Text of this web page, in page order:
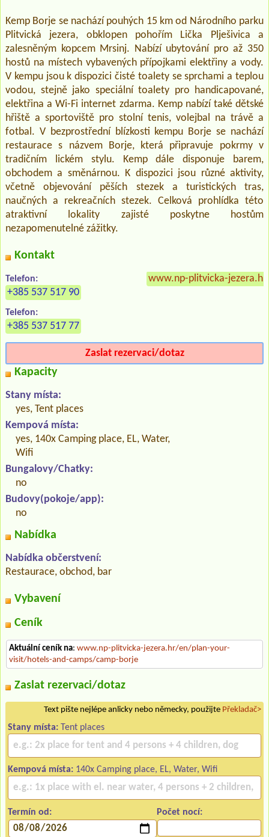
Kemp Borje se nachází pouhých 15 km od Národního parku
Plitvická jezera, obklopen pohořím Lička Plješivica a
zalesněným kopcem Mrsinj. Nabízí ubytování pro až 350
hostů na místech vybavených přípojkami elektřiny a vody.
V kempu jsou k dispozici čisté toalety se sprchami a teplou
vodou, stejně jako speciální toalety pro handicapované,
elektřina a Wi-Fi internet zdarma. Kemp nabízí také dětské
hřiště a sportoviště pro stolní tenis, volejbal na trávě a
fotbal. V bezprostřední blízkosti kempu Borje se nachází
restaurace s názvem Borje, která připravuje pokrmy v
tradičním lickém stylu. Kemp dále disponuje barem,
obchodem a směnárnou. K dispozici jsou různé aktivity,
včetně objevování pěších stezek a turistických tras,
naučných a rekreačních stezek. Celková prohlídka této
atraktivní lokality zajisté poskytne hostům
nezapomenutelné zážitky.
Kontakt
Telefon:
+385 537 517 90
Telefon:
+385 537 517 77
www.np-plitvicka-
Zaslat rezervaci/dotaz
Kapacity
Stany místa:
yes, Tent places
Kempová místa:
yes, 140x Camping place, EL, Water,
Wifi
Bungalovy/Chatky:
no
Budovy(pokoje/app):
no
Nabídka
Nabídka občerstvení:
Restaurace, obchod, bar
Vybavení
Ceník
Aktuální ceník na: www.np-plitvicka-jezera.hr/en/plan-your-
visit/hotels-and-camps/camp-borje
Zaslat rezervaci/dotaz
Text pište nejlépe anlicky nebo německy, použijte Překladač>
Stany místa: Tent places
Kempová místa: 140x Camping place, EL, Water, Wifi
Termín od: Počet nocí: